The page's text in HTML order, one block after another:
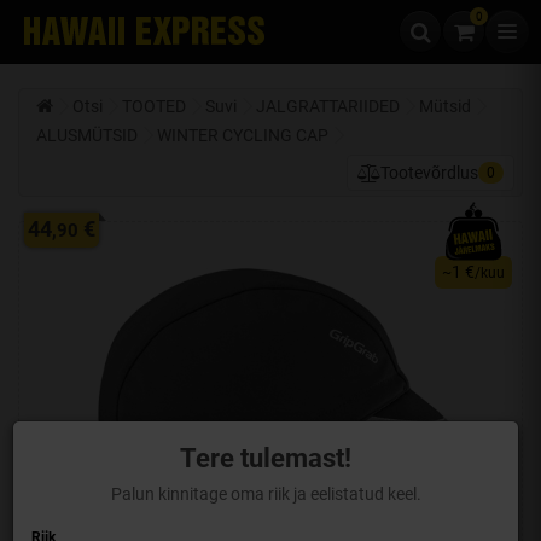
Liigu edasi sisu juurde 0
Tere tulemast!
Palun kinnitage oma riik ja eelistatud keel.
Riik
Tootevõrdlus
0
44,90 €
~ 1 €/kuu